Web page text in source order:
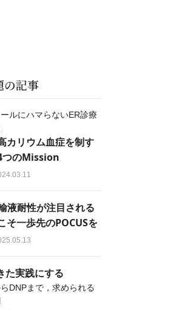
の記事
ルにハマらないER診療
カリウム血症を制す
つのMission
液耐性が注目される
そ一歩先のPOCUSを
た実践にする
DNPまで，求められる